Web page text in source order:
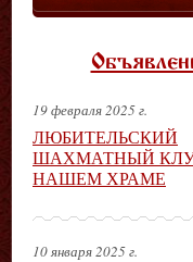
19 февраля 2025 г.
ЛЮБИТЕЛЬСКИЙ
ШАХМАТНЫЙ
НАШЕМ ХРАМЕ
10 января 2025 г.